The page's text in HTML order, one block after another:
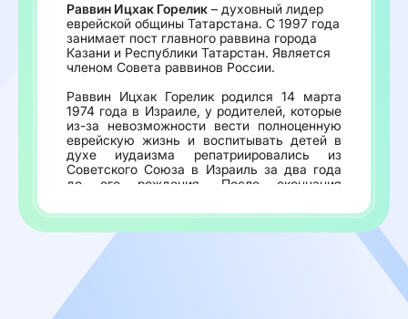
Раввин Ицхак Горелик – духовный лидер
еврейской общины Татарстана. С 1997 года
занимает пост главного раввина города
Казани и Республики Татарстан. Является
членом Совета раввинов России.
Раввин Ицхак Горелик родился 14 марта
1974 года в Израиле, у родителей, которые
из-за невозможности вести полноценную
еврейскую жизнь и воспитывать детей в
духе иудаизма репатриировались из
Советского Союза в Израиль за два года
до его рождения. После окончания
посвящение.
Раввин Ицхак вступил в должность в
переломный момент для еврейской
общины – на стыке поколений, когда
старшее поколение еще сохраняло какие-
то знания о еврейской традиции, а молодое